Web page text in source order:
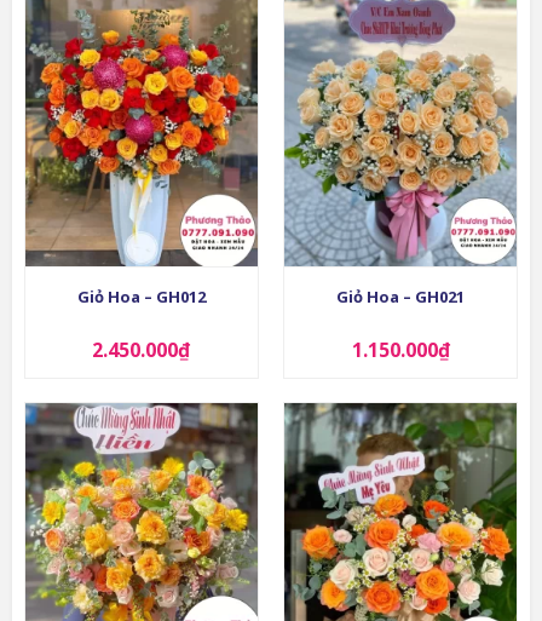
Giỏ Hoa – GH012
2.450.000₫
Giỏ Hoa – GH021
1.150.000₫